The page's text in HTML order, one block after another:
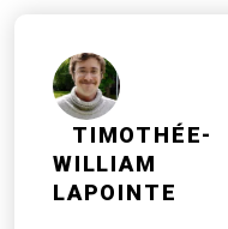
TIMOTHÉE-
WILLIAM
LAPOINTE